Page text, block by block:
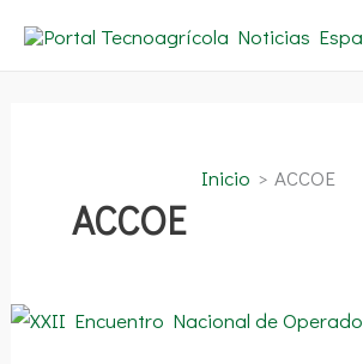
Inicio ACCOE
ACCOE
XXII
Encuentro